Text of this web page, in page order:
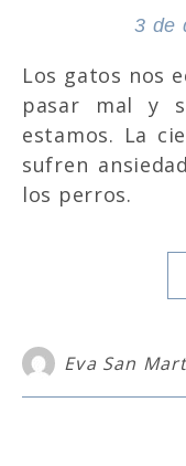
3 de
Los gatos nos echan de menos. Y lo pueden
pasar mal y
estamos. La
sufren
los perros.
Eva San